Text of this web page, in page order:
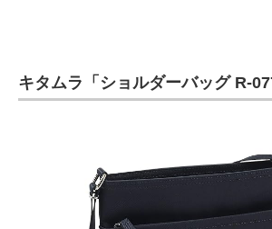
キタムラ「ショルダーバッグ R-